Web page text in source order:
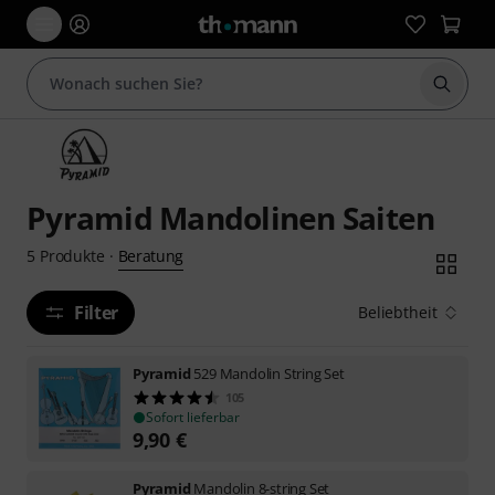
Suche
Pyramid Mandolinen Saiten
5 Produkte · Beratung
Filter Beliebtheit
Pyramid 529 Mandolin String Set
105
Sofort lieferbar
9,90 €
Pyramid Mandolin 8-string Set